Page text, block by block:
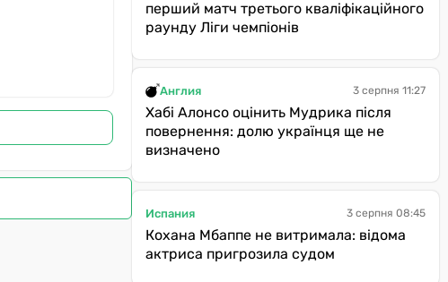
перший матч третього кваліфікаційного
раунду Ліги чемпіонів
Англия 3 серпня 11:27
Хабі Алонсо оцінить Мудрика після
повернення: долю українця ще не
визначено
Испания 3 серпня 08:45
Кохана Мбаппе не витримала: відома
актриса пригрозила судом